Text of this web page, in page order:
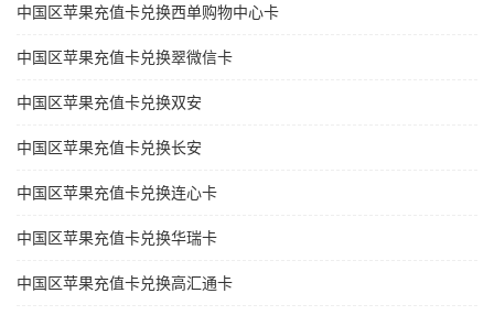
中国区苹果充值卡兑换西单购物中心卡
中国区苹果充值卡兑换翠微信卡
中国区苹果充值卡兑换双安
中国区苹果充值卡兑换长安
中国区苹果充值卡兑换连心卡
中国区苹果充值卡兑换华瑞卡
中国区苹果充值卡兑换高汇通卡